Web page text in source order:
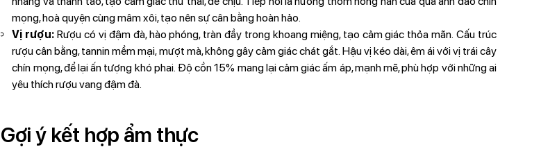
mọng, hoà quyện cùng mâm xôi, tạo nên sự cân bằng hoàn hảo.
Vị rượu:Rượu có vị đậm đà, hào phóng, tràn đầy trong khoang miệng, tạo cảm giác thỏa mãn. Cấu trúc
rượu cân bằng, tannin mềm mại, mượt mà, không gây cảm giác chát gắt. Hậu vị kéo dài, êm ái với vị trái cây
chín mọng, để lại ấn tượng khó phai. Độ cồn 15% mang lại cảm giác ấm áp, mạnh mẽ, phù hợp với những ai
yêu thích rượu vang đậm đà.
Gợi ý kết hợp ẩm thực